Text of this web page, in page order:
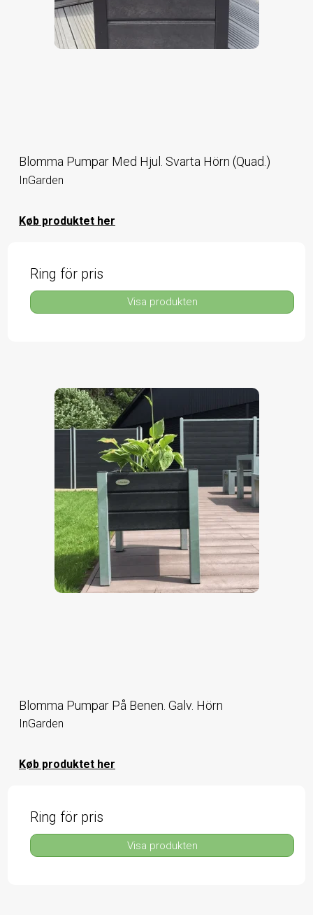
Blomma Pumpar Med Hjul. Svarta Hörn (Quad.)
InGarden
Køb produktet her
Ring för pris
Visa produkten
Blomma Pumpar På Benen. Galv. Hörn
InGarden
Køb produktet her
Ring för pris
Visa produkten